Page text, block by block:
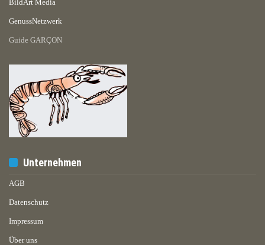
BildArt Media
GenussNetzwerk
Guide GARÇON
Unternehmen
AGB
Datenschutz
Impressum
Über uns